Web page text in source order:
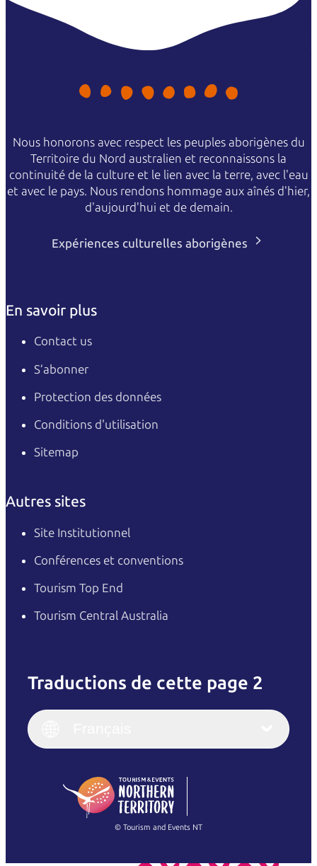
Nous honorons avec respect les peuples aborigènes du
Territoire du Nord australien et reconnaissons la
continuité de la culture et le lien avec la terre, avec l'eau
et avec le pays. Nous rendons hommage aux aînés d'hier,
d'aujourd'hui et de demain.
Expériences culturelles aborigènes
En savoir plus
Contact us
S’abonner
Protection des données
Conditions d'utilisation
Sitemap
Autres sites
Site Institutionnel
Conférences et conventions
Tourism Top End
Tourism Central Australia
Traductions de cette page 2
English (US)
English
(Singapore)
Italiano
繁體中文
© Tourism and Events NT